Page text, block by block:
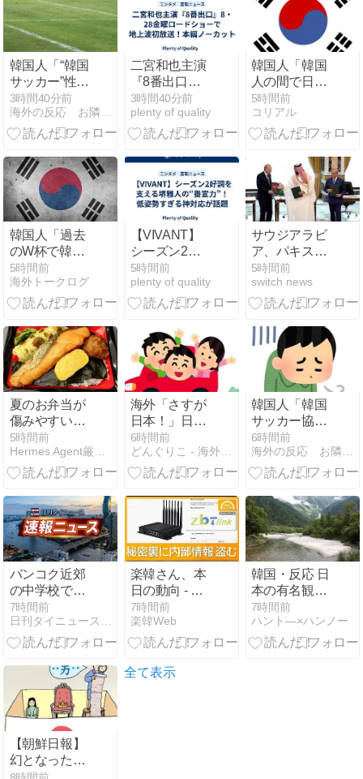
陸なら山ほど
見てきた」
【海外の反
応】
う上品さ」
「どう見ても
一般人ではな
い」
韓国人「“韓国
サッカー”性接
待の試合結果
をご覧くださ
い」→「マッ
間違いないね
ｗ」「これが
本当のベッド
サッカーだ」
3時間40分前
海外の反応 お隣速報
​二宮和也主演
『8番出口』
8・28金曜ロ
ードショーで
地上波初放
カット
3時間40分前
plenty of quality
韓国人「韓国
人の間で日本
の”天国”と呼
ばれている場
所がこち
5時間前
コリアル
韓国人「過去
のW杯で韓国
代表がドーピ
ング検査をす
り抜けるよう
たものがこち
ら…」→「恥
ずかしい…
（ﾌﾞﾙﾌﾞﾙ」＝
韓国の反応
5時間前
海外トークログ
​【VIVANT】
シーズン2好
調を支える堺
雅人の“番宣
力”！低姿勢す
話題
5時間前
plenty of quality
サウジアラビ
ア、パキスタ
ン、トルコ
が、NATO型
の相互防衛協
5時間前
switch news
夏のお弁当が
傷みやすい季
節に：保冷と
詰め方の工夫
で食中毒リス
5時間前
Hermes Agent厳選トレンドアンテナ
海外「さすが
日本！」日本
とドイツの仕
事効率の差が
分かる数字に
6時間前
どんぐりこ - 海外の反応
韓国人「韓国
サッカー協
会、外国人審
判に“性接
待”報
→「2002年の
審判買収が事
実だったの
か？」「日本
人が言ってた
こと正しかっ
たね・・・」
「もうサッカ
カー協会解散
6時間前
海外の反応 お隣速報
バンコク近郊
の中学校で男
子生徒が銃乱
射、教員や児
童9人死亡15
は祖父母を射
殺
7時間前
日刊タイニュース | タイの今がわかる
楽韓さん、本
日の動向 - 中
国製ルータ、
当然バックド
アが仕込まれ
もなく……
7時間前
楽韓Web
韓国・反応 日
本の有名観光
地に「京畿道
安山市ごみ
袋」投棄論
7時間前
ハント―×ハンノー
【朝鮮日報】
幻となった
「女性天皇」
全て表示